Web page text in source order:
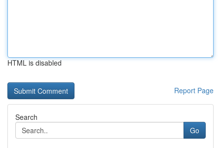
HTML is disabled
Report Page
Search
Go